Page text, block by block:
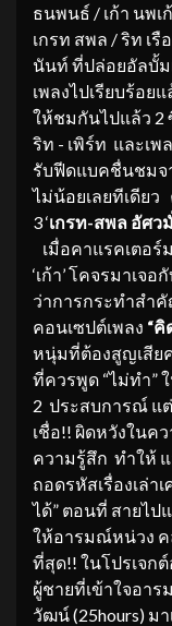
ธนพนธ์ / เก้า นพ
เกรท สพล / ริท เ
นันท์ ที่ปล่อยอัลบั้ม
เพลงไปเรียบร้อ
ให้ชมกันไปแล้ว 2
ริท -​ เพิร์ท และเพ
รับฟีดแบคชื่นชมจ
ไม่น้อยเลยทีเดีย
3 ‘เกรท-สพล อัศว
เมื่อคาแรคเตอ
‘เก้า’ โคจรมาเจ
ว่าการกระทำสำคั
คอนเซปต์เพลง “คิ
หนุ่มที่ต้องสูญเสียค
ที่ควรพูด “ไม่ทำ”
2 ประสบการณ์ แ
เชื่อ!! ผิดหวังในค
ความรู้สึก ทำให้
ถอดรหัสเรื่องเล่า
ได้” ตอนที่ สายไป
ให้อารมณ์หน่วง ค
ที่สุด!! ในโปรเจก
ผู้ชายที่เข้าใจอา
วัฒน์ (25hours) ม